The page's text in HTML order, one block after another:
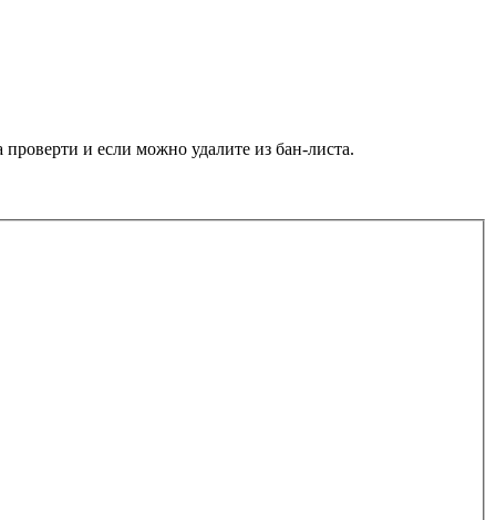
и если можно удалите из бан-листа.